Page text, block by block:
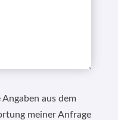
Angaben aus dem
meiner Anfrage